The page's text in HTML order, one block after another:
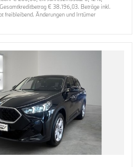
€ 38.196,03. Beträge inkl.
freibleibend. Änderungen und Irrtümer